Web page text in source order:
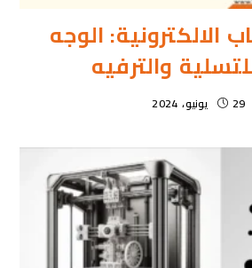
الالكترونية: الوجه
والترفيه
29 يونيو، 2024